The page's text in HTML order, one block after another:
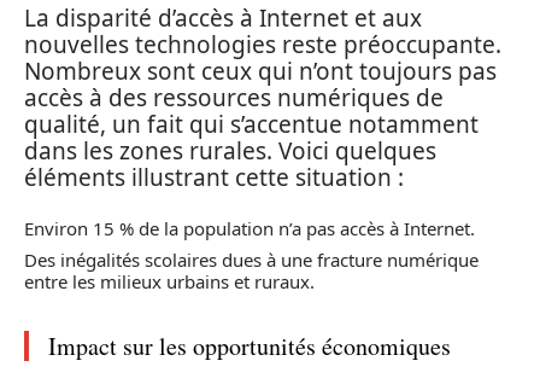
La disparité d’accès à Internet et aux
nouvelles technologies reste préoccupante.
Nombreux sont ceux qui n’ont toujours pas
accès à des ressources numériques de
qualité, un fait qui s’accentue notamment
dans les zones rurales. Voici quelques
éléments illustrant cette situation :
Environ 15 % de la population n’a pas accès à Internet.
Des inégalités scolaires dues à une fracture numérique
entre les milieux urbains et ruraux.
Impact sur les opportunités économiques